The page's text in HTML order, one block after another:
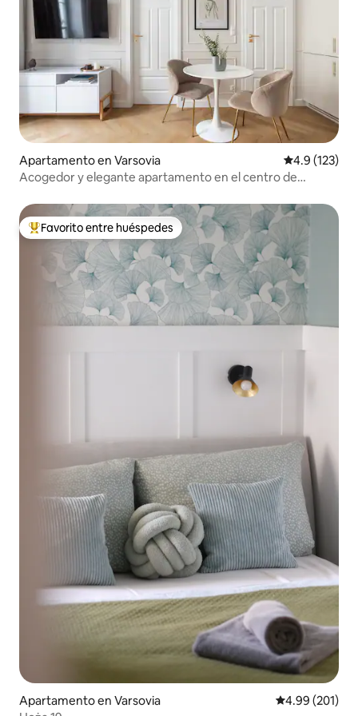
Apartamento en Varsovia Calificación
4.9 (123)
Acogedor y elegante apartamento en el centro de
Favorito entre huéspedes preferido
Favorito entre huéspedes
Apartamento en Varsovia Calificación
4.99 (201)